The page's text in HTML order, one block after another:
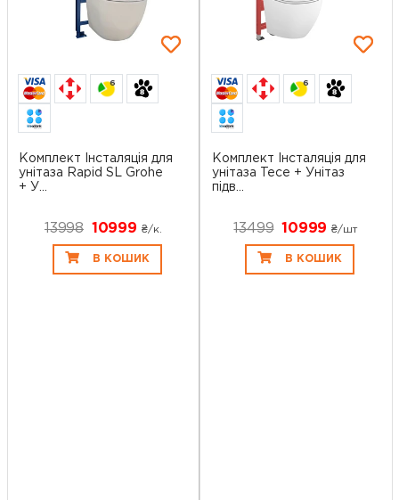
6
Комплект Інсталяція для
унітаза Rapid SL Grohe
+ У...
13998 10999 ₴/к.
В КОШИК
6
Комплект Інсталяція для
унітаза Tece + Унітаз
підв...
13499 10999₴/шт
В КОШИК